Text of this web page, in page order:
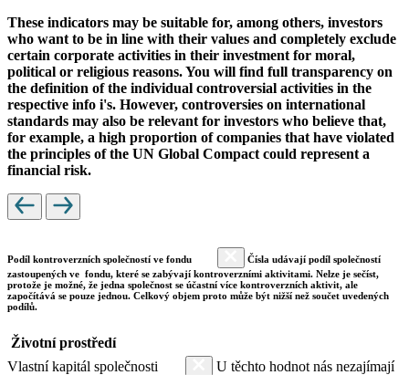
These indicators may be suitable for, among others, investors
who want to be in line with their values and completely exclude
certain corporate activities in their investment for moral,
political or religious reasons. You will find full transparency on
the definition of the individual controversial activities in the
respective info i's. However, controversies on international
standards may also be relevant for investors who believe that,
for example, a high proportion of companies that have violated
the principles of the UN Global Compact could represent a
financial risk.
Podíl kontroverzních společností ve fondu
Čísla udávají podíl společností
zastoupených ve fondu, které se zabývají kontroverzními aktivitami. Nelze je sečíst,
protože je možné, že jedna společnost se účastní více kontroverzních aktivit, ale
započítává se pouze jednou. Celkový objem proto může být nižší než součet uvedených
podílů.
Životní prostředí
Vlastní kapitál společnosti
U těchto hodnot nás nezajímají